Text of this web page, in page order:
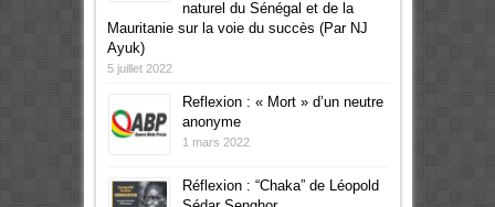
naturel du Sénégal et de la
Mauritanie sur la voie du succès (Par NJ
Ayuk)
5 juillet 2022
Reflexion : « Mort » d’un neutre
anonyme
1 mars 2022
Réflexion : “Chaka” de Léopold